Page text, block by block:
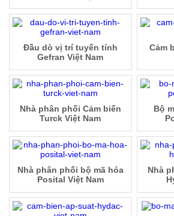
Đầu dò vị trí tuyến tính
Gefran Việt Nam
Cảm
Nhà phân phối Cảm biến
Turck Việt Nam
Bộ
Nhà phân phối bộ mã hóa
Posital Việt Nam
Nhà